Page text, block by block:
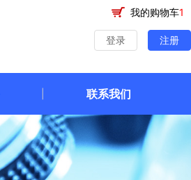
登录 注册
我的购物车1
联系我们